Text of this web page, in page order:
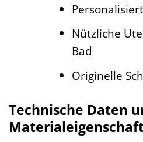
Nützliche
Bad
Originelle
Technische Daten